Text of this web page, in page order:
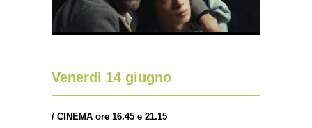
Venerdì 14 giugno
/ CINEMA ore 16.45 e 21.15